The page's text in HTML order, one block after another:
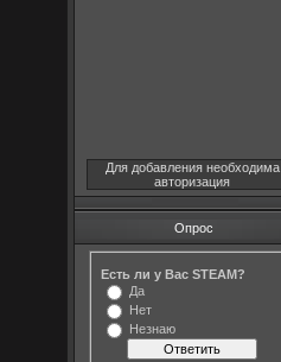
Для добавления необходима
авторизация
Опрос
Есть ли у Вас STEAM?
Да
Нет
Незнаю